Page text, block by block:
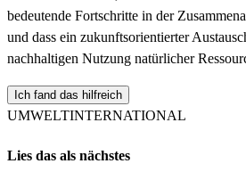
bedeutende Fortschritte in der
und dass ein zukunftsorientierter
nachhaltigen Nutzung natürlicher
Ich fand das hilfreich
UMWELTINTERNATIONAL
Lies das als nächstes